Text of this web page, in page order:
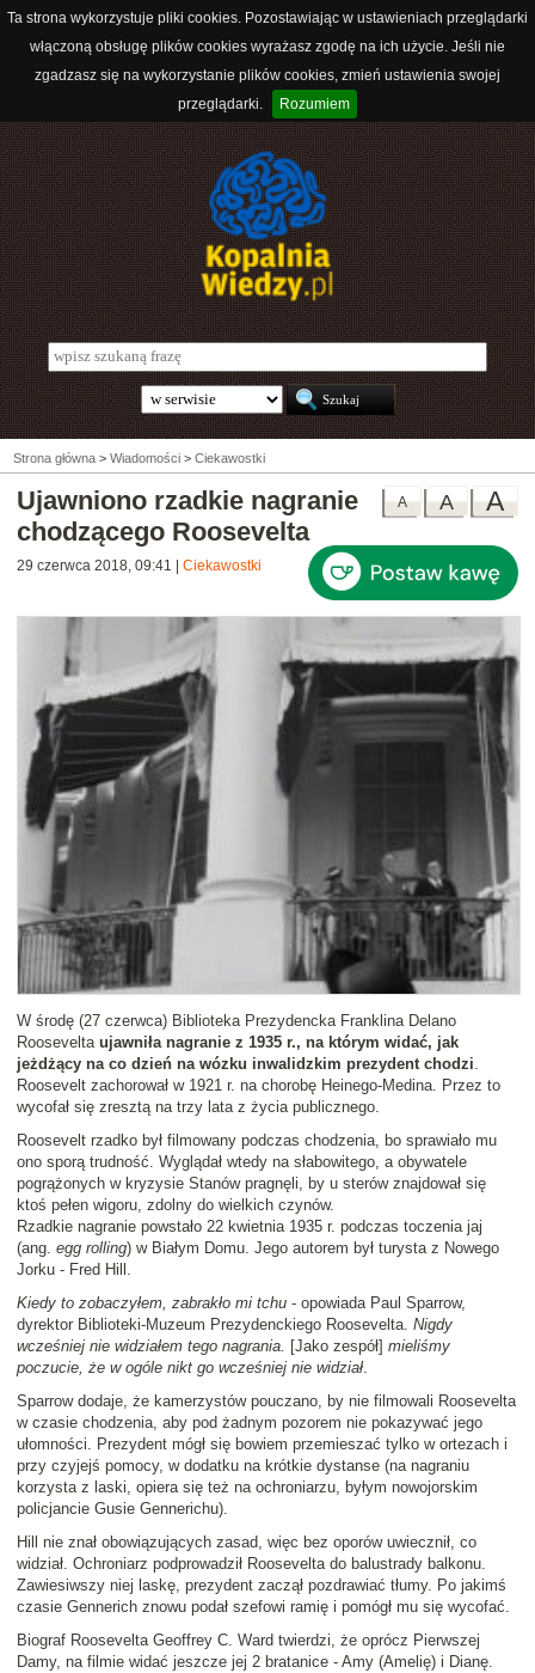
Ta strona wykorzystuje pliki cookies. Pozostawiając w ustawieniach przeglądarki
włączoną obsługę plików cookies wyrażasz zgodę na ich użycie. Jeśli nie
zgadzasz się na wykorzystanie plików cookies, zmień ustawienia swojej
przeglądarki.
Rozumiem
Strona główna > Wiadomości > Ciekawostki
A
A
A
Ujawniono rzadkie nagranie
chodzącego Roosevelta
29 czerwca 2018, 09:41 Ciekawostki
W środę (27 czerwca) Biblioteka Prezydencka Franklina Delano
Roosevelta ujawniła nagranie z 1935 r., na którym widać, jak
jeżdżący na co dzień na wózku inwalidzkim prezydent chodzi.
Roosevelt zachorował w 1921 r. na chorobę Heinego-Medina. Przez to
wycofał się zresztą na trzy lata z życia publicznego.
Roosevelt rzadko był filmowany podczas chodzenia, bo sprawiało mu
ono sporą trudność. Wyglądał wtedy na słabowitego, a obywatele
pogrążonych w kryzysie Stanów pragnęli, by u sterów znajdował się
ktoś pełen wigoru, zdolny do wielkich czynów.
Rzadkie nagranie powstało 22 kwietnia 1935 r. podczas toczenia jaj
(ang. egg rolling) w Białym Domu. Jego autorem był turysta z Nowego
Jorku - Fred Hill.
Kiedy to zobaczyłem, zabrakło mi tchu - opowiada Paul Sparrow,
dyrektor Biblioteki-Muzeum Prezydenckiego Roosevelta. Nigdy
wcześniej nie widziałem tego nagrania. [Jako zespół] mieliśmy
poczucie, że w ogóle nikt go wcześniej nie widział.
Sparrow dodaje, że kamerzystów pouczano, by nie filmowali Roosevelta
w czasie chodzenia, aby pod żadnym pozorem nie pokazywać jego
ułomności. Prezydent mógł się bowiem przemieszać tylko w ortezach i
przy czyjejś pomocy, w dodatku na krótkie dystanse (na nagraniu
korzysta z laski, opiera się też na ochroniarzu, byłym nowojorskim
policjancie Gusie Gennerichu).
Hill nie znał obowiązujących zasad, więc bez oporów uwiecznił, co
widział. Ochroniarz podprowadził Roosevelta do balustrady balkonu.
Zawiesiwszy niej laskę, prezydent zaczął pozdrawiać tłumy. Po jakimś
czasie Gennerich znowu podał szefowi ramię i pomógł mu się wycofać.
Biograf Roosevelta Geoffrey C. Ward twierdzi, że oprócz Pierwszej
Damy, na filmie widać jeszcze jej 2 bratanice - Amy (Amelię) i Dianę.